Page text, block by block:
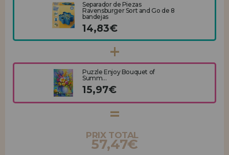
Separador de Piezas
Ravensburger Sort and Go de 8
bandejas
14,83€
Puzzle Enjoy Bouquet of
Summ...
15,97€
PRIX TOTAL
57,47€